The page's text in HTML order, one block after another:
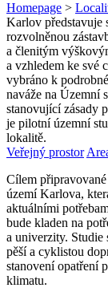
Homepage >
Karlov představuje
rozvolněnou
a členitým
a vzhledem ke své
vybráno k
naváže na Územní
stanovující zásady
je pilotní územní
lokalitě.
Veřejný prostor
Cílem
území Karlova,
aktuálními
bude kladen na
a univerzity. Studie
pěší a cyklistou
stanovení opatření
klimatu.